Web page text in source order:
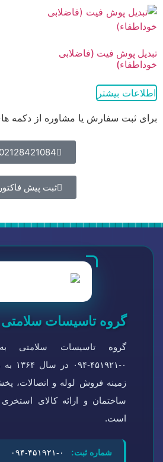
تبدیل پوش فیت (فاضلابی
خوداطفاء)
اطلاعات بیشتر
برای ثبت سفارش یا مشاوره از دکمه های
02128421084
ثبت پیش فاکتور
گروه تاسیسات سلامتی
گروه تاسیسات سلامتی
۰-
زمینه فروش لوله و اتصالات،
ساختمان و ارائه کالای
است.
شماره ثبت: